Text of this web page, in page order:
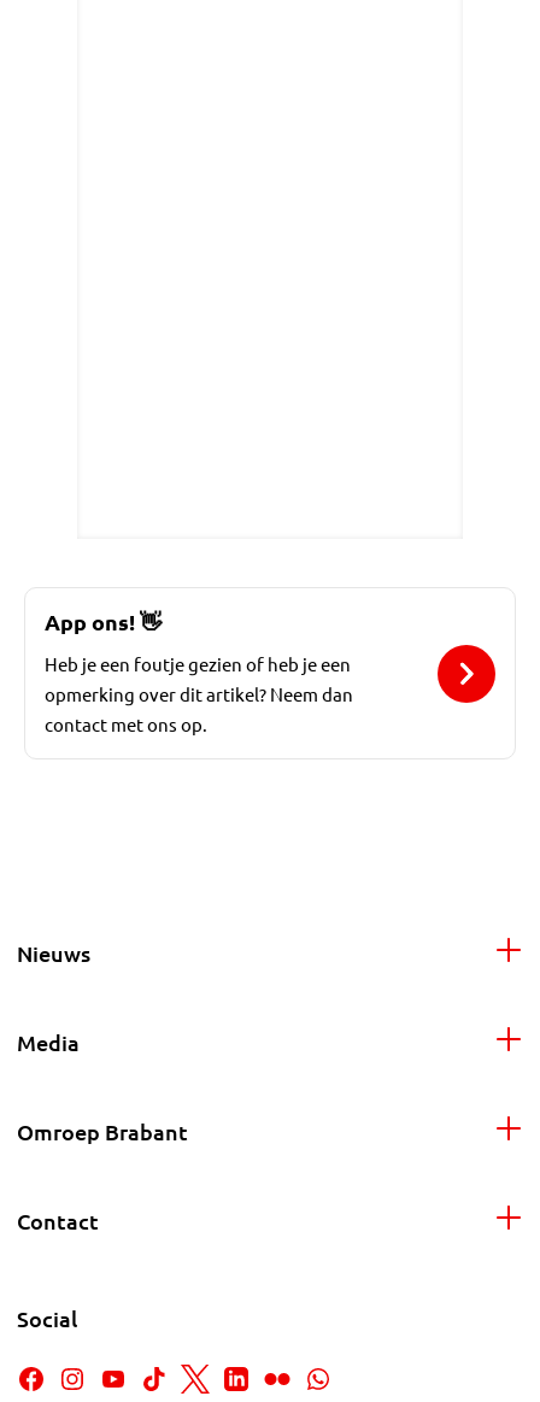
App ons!👋
Heb je een foutje gezien of heb je een
opmerking over dit artikel? Neem dan
contact met ons op.
Nieuws
Media
Omroep Brabant
Contact
Social